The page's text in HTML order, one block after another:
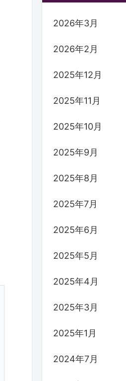
2026年3月
2026年2月
2025年12月
2025年11月
2025年10月
2025年9月
2025年8月
2025年7月
2025年6月
2025年5月
2025年4月
2025年3月
2025年1月
2024年7月